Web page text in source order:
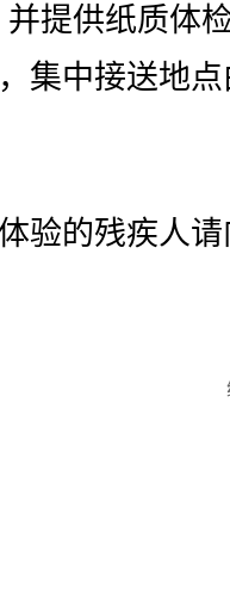
提供纸质体
集中接送地
的残疾人请